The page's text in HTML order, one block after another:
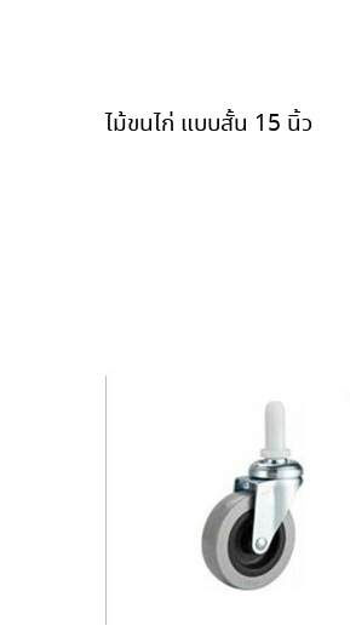
ไม้ขนไก่ แบบสั้น 15 นิ้ว